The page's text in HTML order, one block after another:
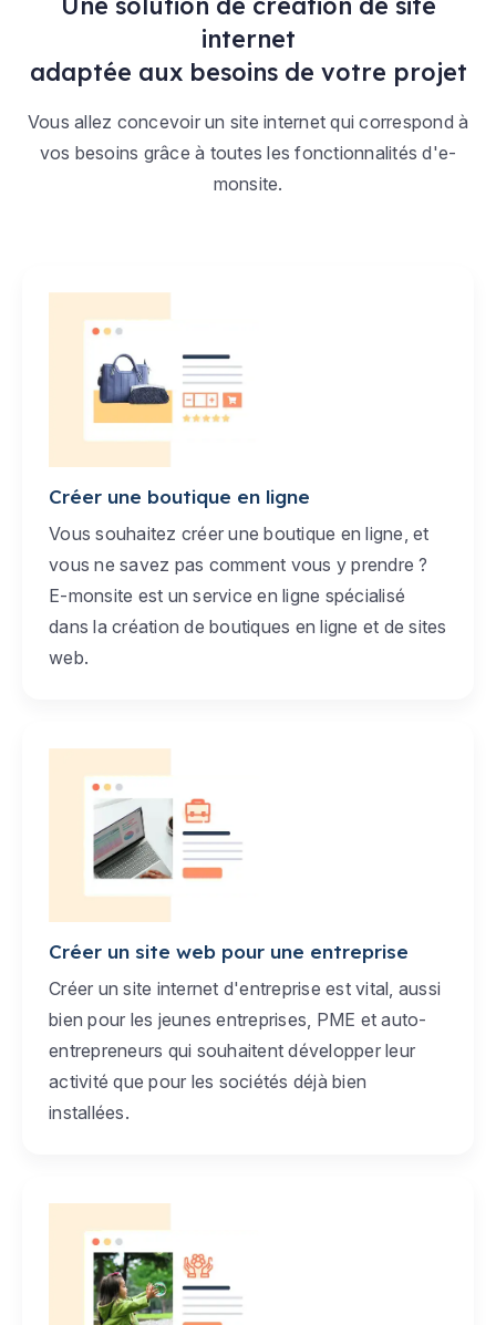
internet
adaptée aux besoins de votre projet
Vous allez concevoir un site internet qui correspond à
vos besoins grâce à toutes les fonctionnalités d'e-
monsite.
Créer une boutique en ligne
Vous souhaitez créer une boutique en ligne, et
vous ne savez pas comment vous y prendre ?
E-monsite est un service en ligne spécialisé
dans la création de boutiques en ligne et de sites
web.
Créer un site web pour une entreprise
Créer un site internet d'entreprise est vital, aussi
bien pour les jeunes entreprises, PME et auto-
entrepreneurs qui souhaitent développer leur
activité que pour les sociétés déjà bien
installées.